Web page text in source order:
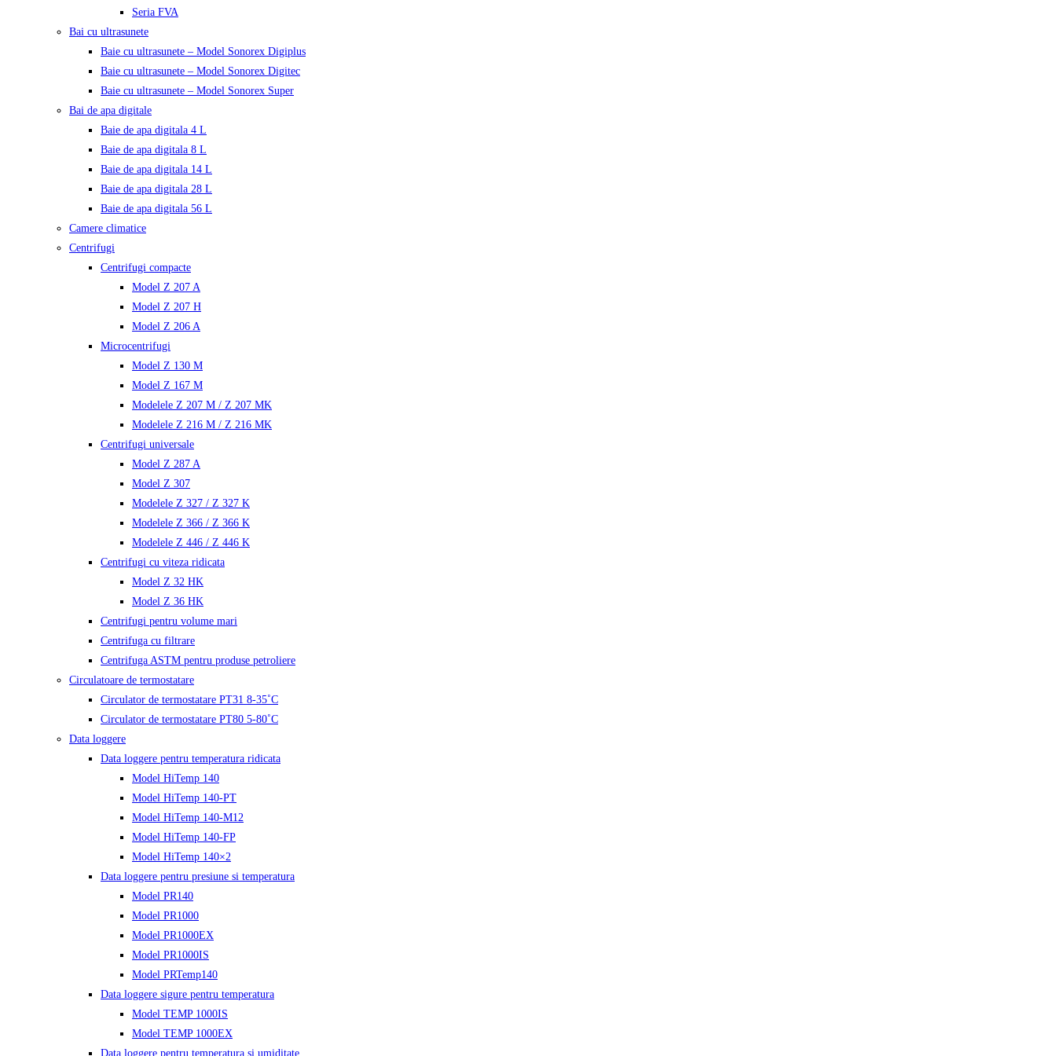
Seria FVA
Bai cu ultrasunete
Baie cu ultrasunete – Model Sonorex Digiplus
Baie cu ultrasunete – Model Sonorex Digitec
Baie cu ultrasunete – Model Sonorex Super
Bai de apa digitale
Baie de apa digitala 4 L
Baie de apa digitala 8 L
Baie de apa digitala 14 L
Baie de apa digitala 28 L
Baie de apa digitala 56 L
Camere climatice
Centrifugi
Centrifugi compacte
Model Z 207 A
Model Z 207 H
Model Z 206 A
Microcentrifugi
Model Z 130 M
Model Z 167 M
Modelele Z 207 M / Z 207 MK
Modelele Z 216 M / Z 216 MK
Centrifugi universale
Model Z 287 A
Model Z 307
Modelele Z 327 / Z 327 K
Modelele Z 366 / Z 366 K
Modelele Z 446 / Z 446 K
Centrifugi cu viteza ridicata
Model Z 32 HK
Model Z 36 HK
Centrifugi pentru volume mari
Centrifuga cu filtrare
Centrifuga ASTM pentru produse petroliere
Circulatoare de termostatare
Circulator de termostatare PT31 8-35˚C
Circulator de termostatare PT80 5-80˚C
Data loggere
Data loggere pentru temperatura ridicata
Model HiTemp 140
Model HiTemp 140-PT
Model HiTemp 140-M12
Model HiTemp 140-FP
Model HiTemp 140×2
Data loggere pentru presiune si temperatura
Model PR140
Model PR1000
Model PR1000EX
Model PR1000IS
Model PRTemp140
Data loggere sigure pentru temperatura
Model TEMP 1000IS
Model TEMP 1000EX
Data loggere pentru temperatura si umiditate